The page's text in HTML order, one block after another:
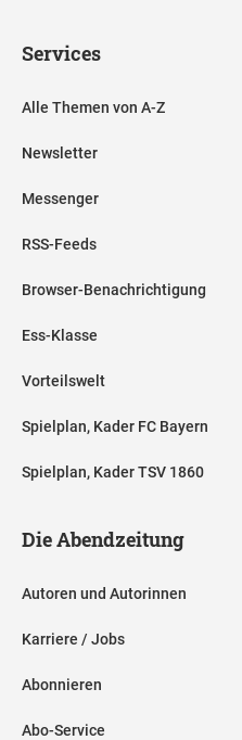
Services
Alle Themen von A-Z
Newsletter
Messenger
RSS-Feeds
Browser-Benachrichtigung
Ess-Klasse
Vorteilswelt
Spielplan, Kader FC Bayern
Spielplan, Kader TSV 1860
Die Abendzeitung
Autoren und Autorinnen
Karriere / Jobs
Abonnieren
Abo-Service